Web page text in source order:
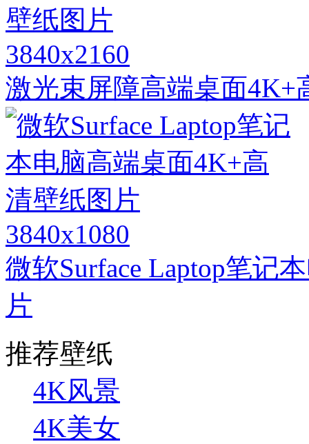
3840x2160
激光束屏障高端桌面4K+
3840x1080
微软Surface Laptop笔记
片
推荐壁纸
4K风景
4K美女